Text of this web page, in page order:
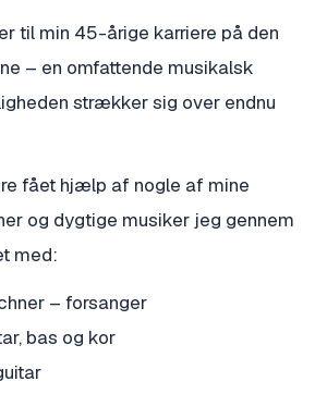
til min 45-årige karriere på den
– en omfattende musikalsk
strækker sig over endnu
fået hjælp af nogle af mine
og dygtige musiker jeg gennem
med:
– forsanger
bas og kor